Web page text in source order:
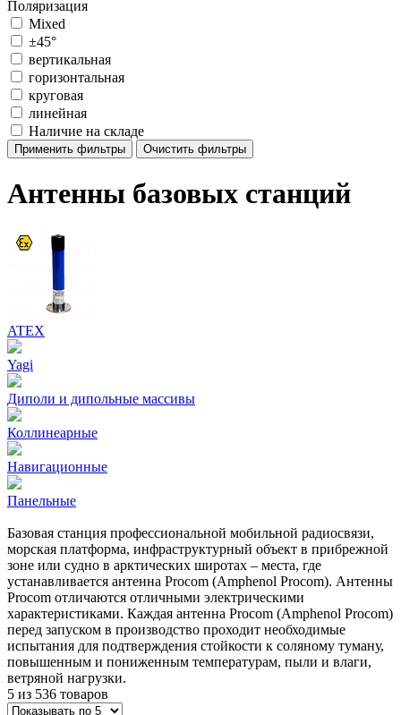
Поляризация
Mixed
±45°
вертикальная
горизонтальная
круговая
линейная
Наличие на складе
Применить фильтры Очистить фильтры
Антенны базовых станций
ATEX
Yagi
Диполи и дипольные массивы
Коллинеарные
Навигационные
Панельные
Базовая станция профессиональной мобильной радиосвязи,
морская платформа, инфраструктурный объект в прибрежной
зоне или судно в арктических широтах – места, где
устанавливается антенна Procom (Amphenol Procom). Антенны
Procom отличаются отличными электрическими
характеристиками. Каждая антенна Procom (Amphenol Procom)
перед запуском в производство проходит необходимые
испытания для подтверждения стойкости к соляному туману,
повышенным и пониженным температурам, пыли и влаги,
ветряной нагрузки.
5 из 536 товаров